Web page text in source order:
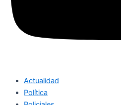
Actualidad
Política